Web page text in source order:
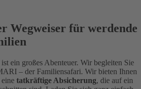
Wegweiser für werdende
ein großes Abenteuer. Wir begleiten Sie
– der Familiensafari. Wir bieten Ihnen
tatkräftige Absicherung, die auf ein